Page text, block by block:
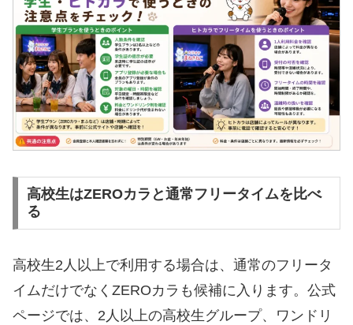
高校生はZEROカラと通常フリータイムを比べ
る
高校生2人以上で利用する場合は、通常のフリータ
イムだけでなくZEROカラも候補に入ります。公式
ページでは、2人以上の高校生グループ、ワンドリ